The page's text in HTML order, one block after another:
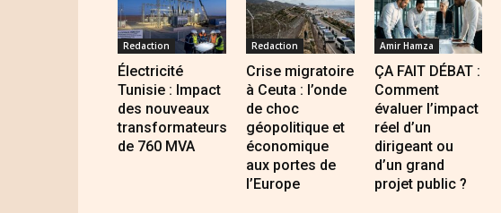
Redaction
Électricité
Tunisie : Impact
des nouveaux
transformateurs
de 760 MVA
Redaction
Crise migratoire
à Ceuta : l’onde
de choc
géopolitique et
économique
aux portes de
l’Europe
Amir Hamza
ÇA FAIT DÉBAT :
Comment
évaluer l’impact
réel d’un
dirigeant ou
d’un grand
projet public ?